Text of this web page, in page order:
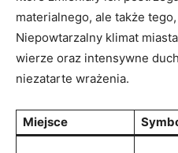
materialnego, ale także
Niepowtarzalny klimat
wierze oraz intensywne
niezatarte wrażenia.
Miejsce